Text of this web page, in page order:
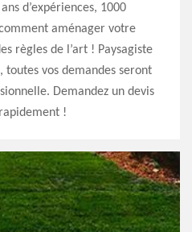
d’expériences, 1000
aménager votre
règles de l’art ! Paysagiste
vos demandes seront
Demandez un devis
!